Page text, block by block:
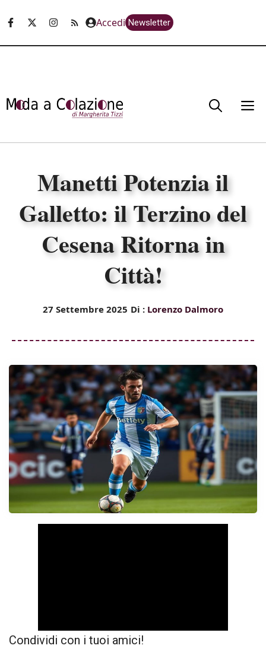
Accedi Newsletter
Manetti Potenzia il
Galletto: il Terzino del
Cesena Ritorna in
Città!
27 Settembre 2025 Di : Lorenzo Dalmoro
Condividi con i tuoi amici!